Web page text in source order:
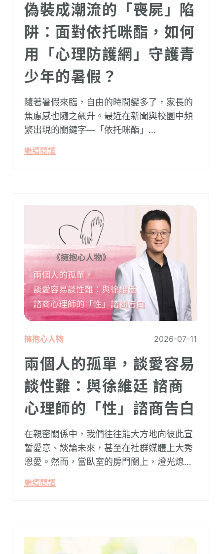
偽裝成潮流的「喪屍」陷
阱：面對依托咪酯，如何
用「心理防護網」守護青
少年的暑假？
隨著暑假來臨，自由的時間變多了，家長的
焦慮感也隨之飆升。最近在新聞與校園中頻
繁出現的關鍵字—「依托咪酯」
父母心中最深沉的恐懼。
繼續閱讀
擁抱心人物 2026-07-11
兩個人的孤單，談愛容易
談性難：與徐維廷 諮商
心理師的「性」諮商告白
在親密關係中，我們往往能大方地向彼此宣
誓愛意、談論未來，甚至在社群媒體上大秀
恩愛。然而，當臥室的房門關上，燈光熄
而成了最難開口的禁忌。
繼續閱讀